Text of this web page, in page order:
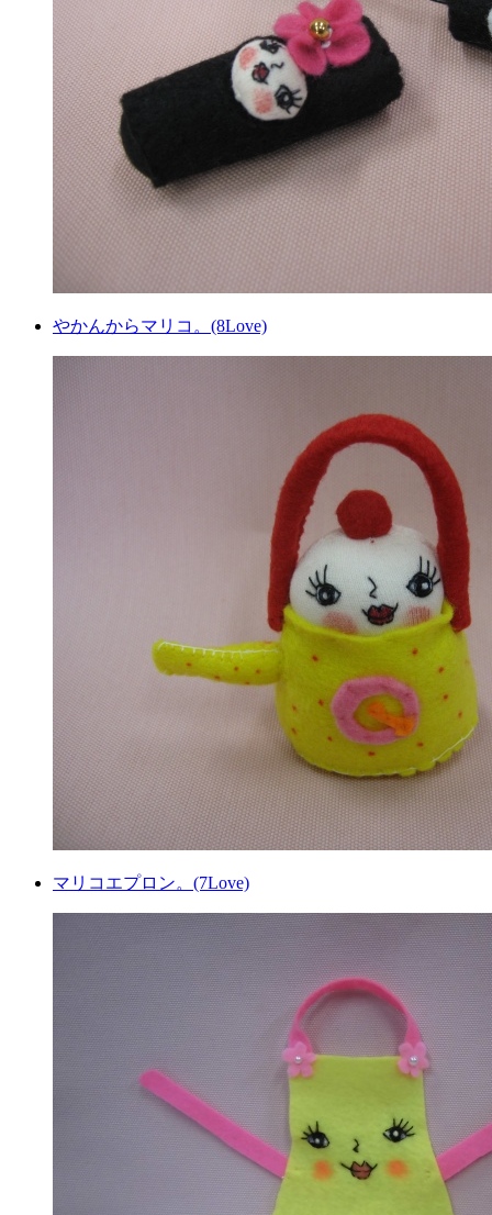
やかんからマリコ。(8Love)
マリコエプロン。(7Love)